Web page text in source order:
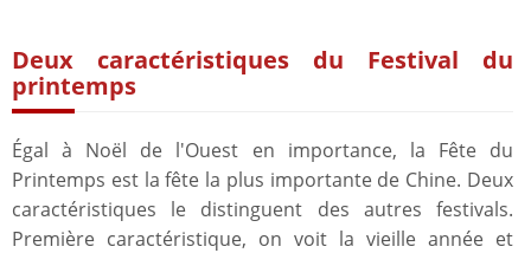
Deux caractéristiques du Festival du
printemps
Égal à Noël de l'Ouest en importance, la Fête du
Printemps est la fête la plus importante de Chine. Deux
caractéristiques le distinguent des autres festivals.
Première caractéristique, on voit la vieille année et